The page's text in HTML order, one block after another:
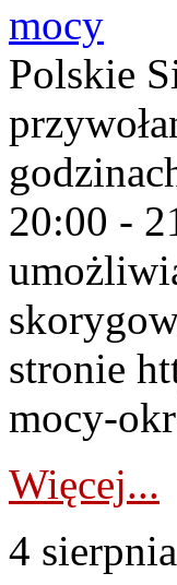
mocy
Polskie
20:00 -
stronie
mocy-
Więcej...
4